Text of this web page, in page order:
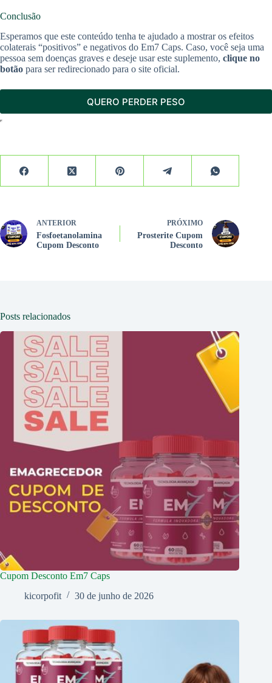
Conclusão
Esperamos que este conteúdo tenha te ajudado a mostrar os efeitos
colaterais “positivos” e negativos do Em7 Caps. Caso, você seja uma
pessoa sem doenças graves e deseje usar este suplemento, clique no
botão para ser redirecionado para o site oficial.
QUERO PERDER PESO
ANTERIOR
Fosfoetanolamina
Cupom Desconto
PRÓXIMO
Prosterite Cupom
Desconto
Posts relacionados
Cupom Desconto Em7 Caps
kicorpofit
30 de junho de 2026